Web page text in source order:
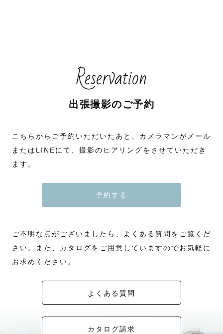
Reservation
出張撮影のご予約
こちらからご予約いただいたあと、カメラマンがメール
またはLINEにて、撮影のヒアリングをさせていただき
ます。
予約する
ご不明な点がございましたら、よくある質問をご覧くだ
さい。また、カタログをご用意していますのでお気軽に
お求めください。
よくある質問
カタログ請求